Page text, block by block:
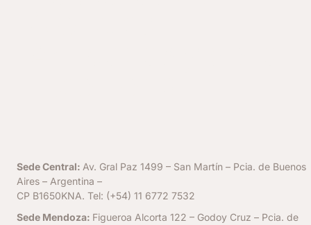
Sede Central: Av. Gral Paz 1499 – San Martín – Pcia. de Buenos
Aires – Argentina –
CP B1650KNA. Tel: (+54) 11 6772 7532
Sede Mendoza: Figueroa Alcorta 122 – Godoy Cruz – Pcia. de